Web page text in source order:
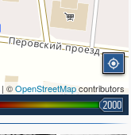
| ©OpenStreetMapcontributors
2000